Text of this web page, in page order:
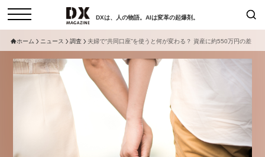
DXは、人の物語。AIは変革の起爆剤。
コラム インタビュー
ニュース
日本オムニチャネル協会
トップページ
特集
検索
現在開催予定のセミナー
ホーム ニュース 調査 夫婦で“共同口座”を使うと何が変わる？ 資産に約550万円の差